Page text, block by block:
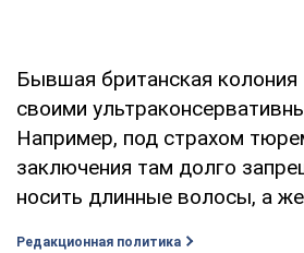
Бывшая британская
своими
Например, под страхом
заключения там долго
носить длинные волосы, а
Редакционная политика